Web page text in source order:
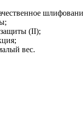
защиты (II);
вес.